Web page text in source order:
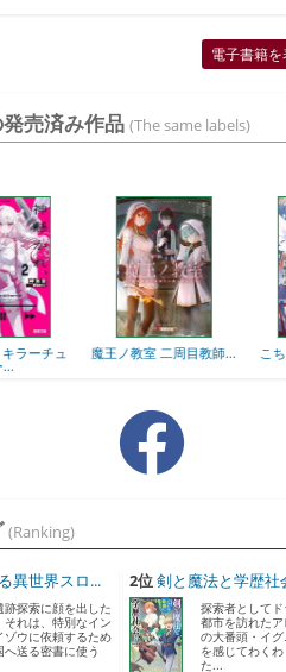
電子書籍
売済み作品 (The same labels)
魔王ノ教室 二周目教師... こちら、終末
会...
(Ranking)
異世界スロ...
跡探索に顔を出した
それは、特別なイン
ゾウに依頼するため
へ送る密書に使う
2位 剣と魔法と学歴
探索者として
都市を訪れた
の大番頭・イ
を感じてわく
た...